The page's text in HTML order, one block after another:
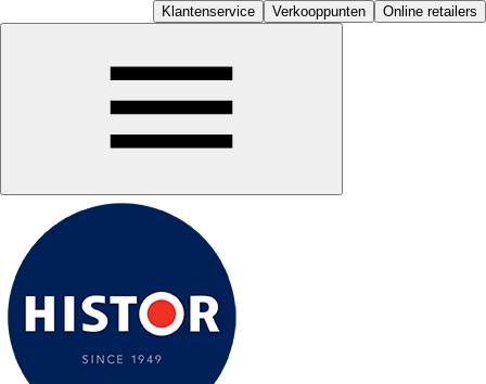
Klantenservice Verkooppunten Online retailers